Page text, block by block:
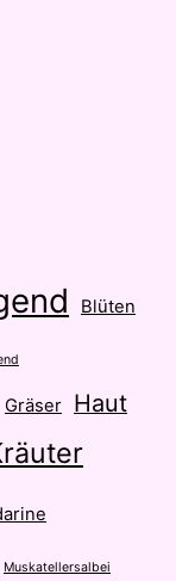
Blüten
Gräser Haut
Muskatellersalbei